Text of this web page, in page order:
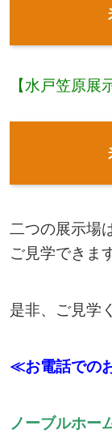
【水戸笠原展
二つの展示場
ご見学できま
是非、ご見学
≪お電話での
ノーブルホー